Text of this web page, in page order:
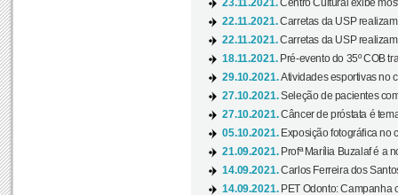
23.11.2021.Centro Cultural exibe
22.11.2021.Carretas da USP
22.11.2021.Carretas da USP
18.11.2021. Pré-evento do 35º COB
29.10.2021.Atividades esportivas no
27.10.2021.Seleção de pacientes
27.10.2021.Câncer de próstata é
05.10.2021. Exposição fotográfica no
21.09.2021. Profª Marília Buzalaf é a
14.09.2021.Carlos Ferreira dos
14.09.2021. PET Odonto: Campanha